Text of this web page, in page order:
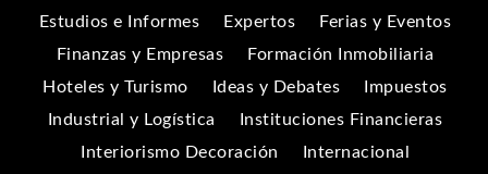
Estudios e Informes
Expertos
Ferias y Eventos
Finanzas y Empresas
Formación Inmobiliaria
Hoteles y Turismo
Ideas y Debates
Impuestos
Industrial y Logística
Instituciones Financieras
Interiorismo Decoración
Internacional